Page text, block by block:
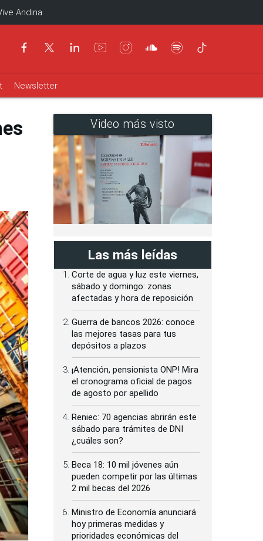
Andina
Newsletter
Video más visto
Las más leídas
Corte de agua y luz este viernes,
sábado y domingo: zonas
afectadas y hora de reposición
Guerra de bancos 2026: conoce
las mejores tasas para tus
depósitos a plazos
¡Atención, pensionista ONP! Mira
el cronograma oficial de pagos
de agosto por apellido
Reniec: 70 agencias abrirán este
sábado para trámites de DNI
¿cuáles son?
Beca 18: 10 mil jóvenes aún
pueden competir por las últimas
2 mil becas del 2026
Ministro de Economía anunciará
hoy primeras medidas y
prioridades económicas del